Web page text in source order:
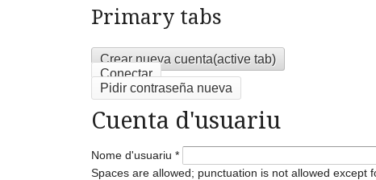
Primary tabs
Crear nueva cuenta(active tab)
Conectar
Pidir contraseña nueva
Cuenta d'usuariu
Nome d'usuariu *
Spaces are allowed; punctuation is not allowed except